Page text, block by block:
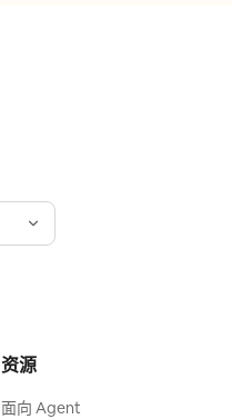
资源
面向 Agent